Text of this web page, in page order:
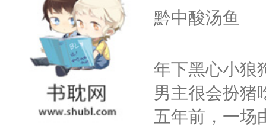
桌）没门儿
烂衫。一早被
惶惶哭个不停
的那个Alpha
到了一股异样
黔中酸汤鱼
年下黑心小狼
男主很会扮猪
五年前，一场